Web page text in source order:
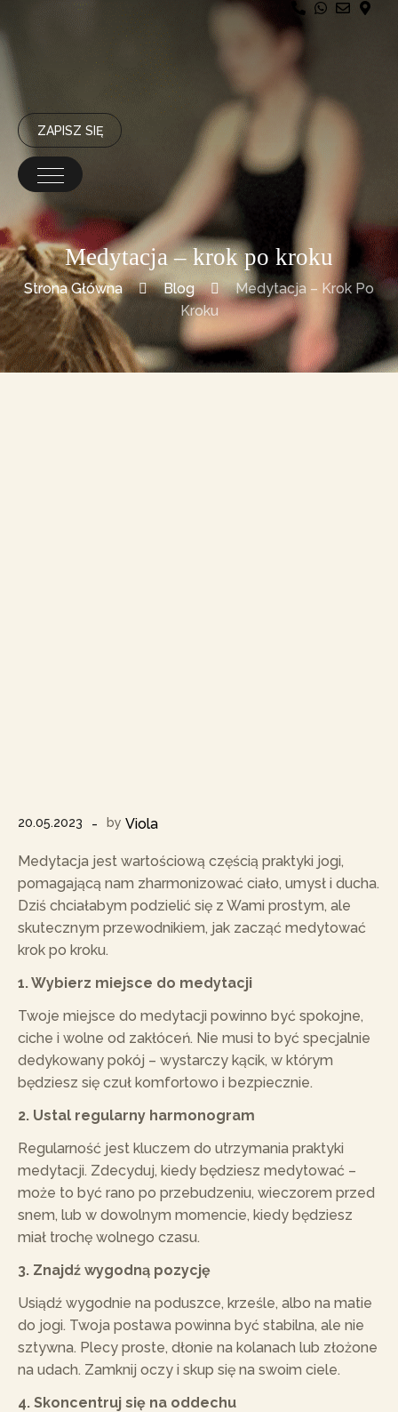
ZAPISZ SIĘ
Medytacja – krok po kroku
Strona Główna Blog
Medytacja – Krok Po
Kroku
20.05.2023 by Viola
Medytacja jest wartościową częścią praktyki jogi,
pomagającą nam zharmonizować ciało, umysł i ducha.
Dziś chciałabym podzielić się z Wami prostym, ale
skutecznym przewodnikiem, jak zacząć medytować
krok po kroku.
1. Wybierz miejsce do medytacji
Twoje miejsce do medytacji powinno być spokojne,
ciche i wolne od zakłóceń. Nie musi to być specjalnie
dedykowany pokój – wystarczy kącik, w którym
będziesz się czuł komfortowo i bezpiecznie.
2. Ustal regularny harmonogram
Regularność jest kluczem do utrzymania praktyki
medytacji. Zdecyduj, kiedy będziesz medytować –
może to być rano po przebudzeniu, wieczorem przed
snem, lub w dowolnym momencie, kiedy będziesz
miał trochę wolnego czasu.
3. Znajdź wygodną pozycję
Usiądź wygodnie na poduszce, krześle, albo na matie
do jogi. Twoja postawa powinna być stabilna, ale nie
sztywna. Plecy proste, dłonie na kolanach lub złożone
na udach. Zamknij oczy i skup się na swoim ciele.
4. Skoncentruj się na oddechu